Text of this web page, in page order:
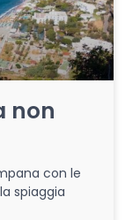
non
con le
spiaggia